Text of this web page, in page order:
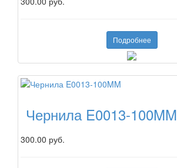
Подробнее
Чернила E0013-100MM
300.00 руб.